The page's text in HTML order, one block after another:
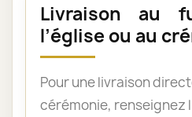
Livraison au
l’église ou au
Pour une livraison
cérémonie, renseignez